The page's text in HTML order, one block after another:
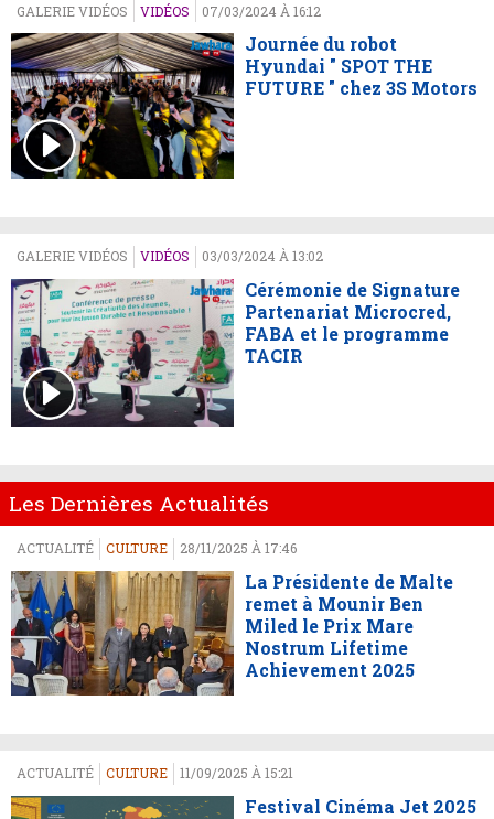
GALERIE VIDÉOS VIDÉOS 07/03/2024 À 16:12
Journée du robot
Hyundai " SPOT THE
FUTURE " chez 3S Motors
GALERIE VIDÉOS VIDÉOS 03/03/2024 À 13:02
Cérémonie de Signature
Partenariat Microcred,
FABA et le programme
TACIR
Les Dernières Actualités
ACTUALITÉ CULTURE 28/11/2025 À 17:46
La Présidente de Malte
remet à Mounir Ben
Miled le Prix Mare
Nostrum Lifetime
Achievement 2025
ACTUALITÉ CULTURE 11/09/2025 À 15:21
Festival Cinéma Jet 2025